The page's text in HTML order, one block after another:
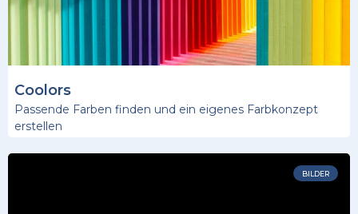
Coolors
Passende Farben finden und ein eigenes Farbkonzept
erstellen
BILDER